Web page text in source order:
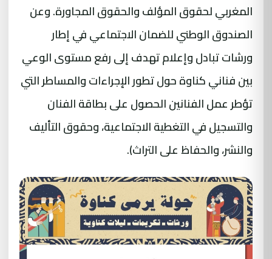
المغربي لحقوق المؤلف والحقوق المجاورة. وعن
الصندوق الوطني للضمان الاجتماعي في إطار
ورشات تبادل وإعلام تهدف إلى رفع مستوى الوعي
بين فناني كناوة حول تطور الإجراءات والمساطر التي
تؤطر عمل الفنانين الحصول على بطاقة الفنان
والتسجيل في التغطية الاجتماعية، وحقوق التأليف
والنشر، والحفاظ على التراث).